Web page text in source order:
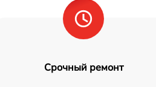
Срочный ремонт